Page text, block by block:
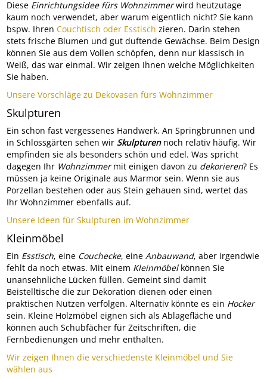
Diese Einrichtungsidee fürs Wohnzimmerwird heutzutage
kaum noch verwendet, aber warum eigentlich nicht? Sie kann
bspw. Ihren Couchtisch oder Esstisch zieren. Darin stehen
stets frische Blumen und gut duftende Gewächse. Beim Design
können Sie aus dem Vollen schöpfen, denn nur klassisch in
Weiß, das war einmal. Wir zeigen Ihnen welche Möglichkeiten
Sie haben.
Unsere Vorschläge zu Dekovasen fürs Wohnzimmer
Skulpturen
Ein schon fast vergessenes Handwerk. An Springbrunnen und
in Schlossgärten sehen wir Skulpturennoch relativ häufig. Wir
empfinden sie als besonders schön und edel. Was spricht
dagegen Ihr Wohnzimmermit einigen davon zu dekorieren? Es
müssen ja keine Originale aus Marmor sein. Wenn sie aus
Porzellan bestehen oder aus Stein gehauen sind, wertet das
Ihr Wohnzimmer ebenfalls auf.
Unsere Ideen für Skulpturen im Wohnzimmer
Kleinmöbel
Ein Esstisch, eine Couchecke, eine Anbauwand, aber irgendwie
fehlt da noch etwas. Mit einem Kleinmöbelkönnen Sie
unansehnliche Lücken füllen. Gemeint sind damit
Beistelltische die zur Dekoration dienen oder einen
praktischen Nutzen verfolgen. Alternativ könnte es ein Hocker
sein. Kleine Holzmöbel eignen sich als Ablagefläche und
können auch Schubfächer für Zeitschriften, die
Fernbedienungen und mehr enthalten.
Wir zeigen Ihnen die verschiedenste Kleinmöbel und Sie
wählen aus